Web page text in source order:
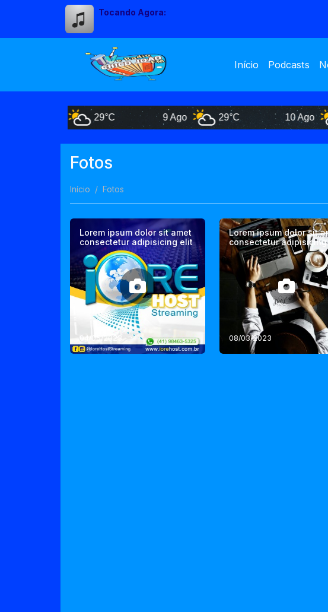
Tocando Agora:
Início Podcasts
29°C 9 Ago 29°C 10 Ago
Fotos
Início Fotos
Lorem ipsum dolor sit amet
consectetur adipisicing elit
04/05/2023
Lorem ipsum dolor sit
consectetur
08/03/2023